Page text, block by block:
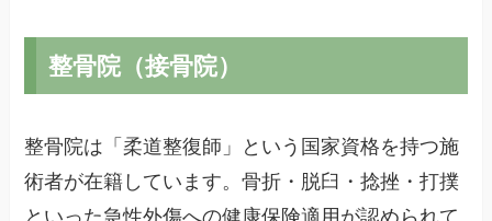
整骨院（接骨院）
整骨院は「柔道整復師」という国家資格を持つ施
術者が在籍しています。骨折・脱臼・捻挫・打撲
といった急性外傷への健康保険適用が認められて